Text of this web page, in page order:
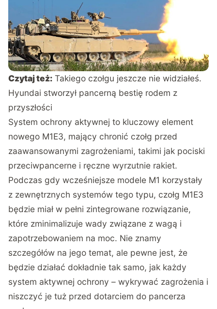
Czytaj też: Takiego czołgu jeszcze nie widziałeś.
Hyundai stworzył pancerną bestię rodem z
przyszłości
System ochrony aktywnej to kluczowy element
nowego M1E3, mający chronić czołg przed
zaawansowanymi zagrożeniami, takimi jak pociski
przeciwpancerne i ręczne wyrzutnie rakiet.
Podczas gdy wcześniejsze modele M1 korzystały
z zewnętrznych systemów tego typu, czołg M1E3
będzie miał w pełni zintegrowane rozwiązanie,
które zminimalizuje wady związane z wagą i
zapotrzebowaniem na moc. Nie znamy
szczegółów na jego temat, ale pewne jest, że
będzie działać dokładnie tak samo, jak każdy
system aktywnej ochrony – wykrywać zagrożenia i
niszczyć je tuż przed dotarciem do pancerza